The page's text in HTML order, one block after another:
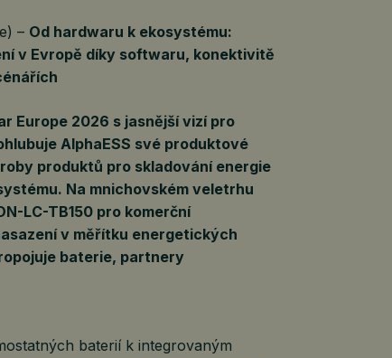
– Od hardwaru k ekosystému:
v Evropě díky softwaru, konektivitě
Europe 2026 s jasnější vizí pro
AlphaESS své produktové
produktů pro skladování energie
Na mnichovském veletrhu
LC-TB150 pro komerční
v měřítku energetických
baterie, partnery
baterií k integrovaným